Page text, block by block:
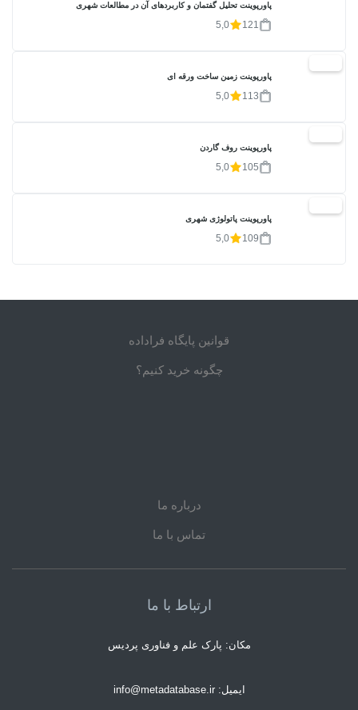
پاورپوینت تحلیل گفتمان و کاربردهای آن در مطالعات شهری
121
5,0
پاورپوینت زمین ساخت ورقه ای
113
5,0
پاورپوینت روف گاردن
105
5,0
پاورپوینت پاتولوژی شهری
109
5,0
قوانین پایگاه فراداده
چگونه خرید کنیم؟
درباره ما
تماس با ما
ارتباط با ما
مکان: پارک علم و فناوری پردیس
ایمیل: info@metadatabase.ir